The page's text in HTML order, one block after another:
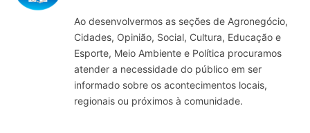
Ao desenvolvermos as seções de Agronegócio,
Cidades, Opinião, Social, Cultura, Educação e
Esporte, Meio Ambiente e Política procuramos
atender a necessidade do público em ser
informado sobre os acontecimentos locais,
regionais ou próximos à comunidade.